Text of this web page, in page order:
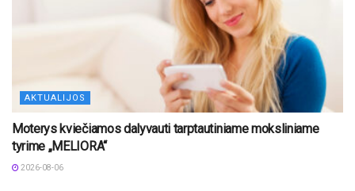
AKTUALIJOS
Moterys kviečiamos dalyvauti tarptautiniame moksliniame
tyrime „MELIORA“
2026-08-06